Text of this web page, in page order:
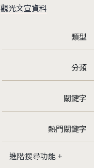
觀光文宣資料
類型
分類
關鍵字
熱門關鍵字
進階搜尋功能